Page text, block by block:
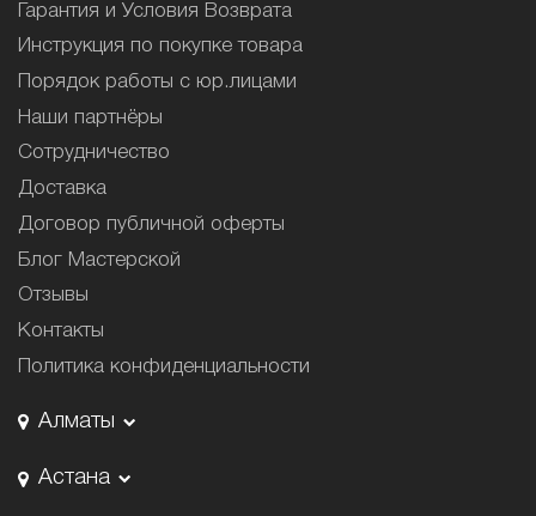
Гарантия и Условия Возврата
Инструкция по покупке товара
Порядок работы с юр.лицами
Наши партнёры
Сотрудничество
Доставка
Договор публичной оферты
Блог Мастерской
Отзывы
Контакты
Политика конфиденциальности
Алматы
Астана